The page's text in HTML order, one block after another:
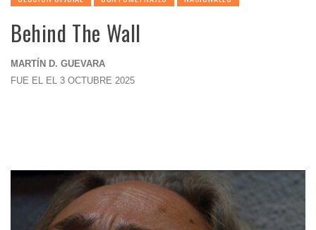
Behind The Wall
MARTÍN D. GUEVARA
FUE EL EL 3 OCTUBRE 2025